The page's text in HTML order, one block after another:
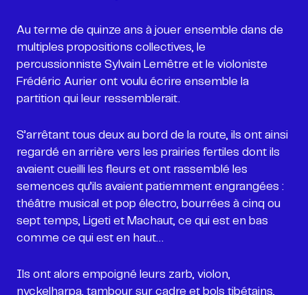
Au terme de quinze ans à jouer ensemble dans de
multiples propositions collectives, le
percussionniste Sylvain Lemêtre et le violoniste
Frédéric Aurier ont voulu écrire ensemble la
partition qui leur ressemblerait.
S’arrêtant tous deux au bord de la route, ils ont ainsi
regardé en arrière vers les prairies fertiles dont ils
avaient cueilli les fleurs et ont rassemblé les
semences qu’ils avaient patiemment engrangées :
théâtre musical et pop électro, bourrées à cinq ou
sept temps, Ligeti et Machaut, ce qui est en bas
comme ce qui est en haut…
Ils ont alors empoigné leurs zarb, violon,
nyckelharpa, tambour sur cadre et bols tibétains,